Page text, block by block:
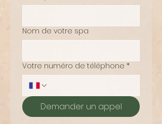
Nom de votre spa
Votre numéro de téléphone *
Demander un appel